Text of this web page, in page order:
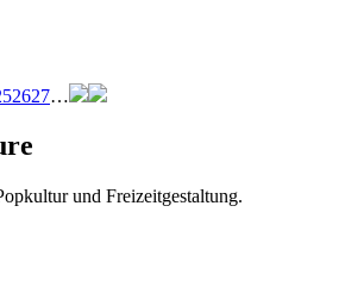
2627…
und Freizeitgestaltung.